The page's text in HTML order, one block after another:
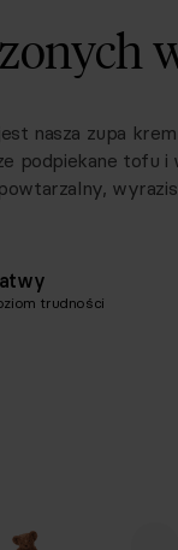
nasza zupa
podpiekane
trudności